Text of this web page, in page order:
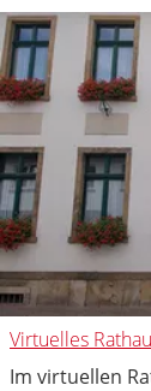
Virtuelles
Im virtuellen